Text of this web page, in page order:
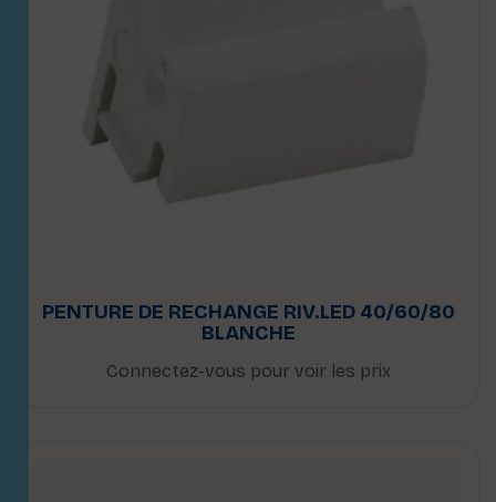
PENTURE DE RECHANGE RIV.LED 40/60/80
BLANCHE
Connectez-vous pour voir les prix